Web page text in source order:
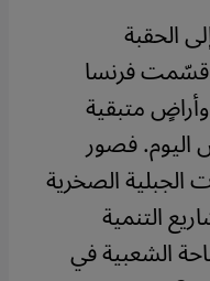
الحقبة
قسّمت فرنسا
متبقية
اليوم. فصور
الصخرية
التنمية
الشعبية في